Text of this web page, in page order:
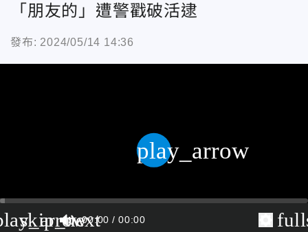
「朋友的」遭警戳破活逮
發布: 2024/05/14 14:36
skip_next
00:00 00:00
play_arrow